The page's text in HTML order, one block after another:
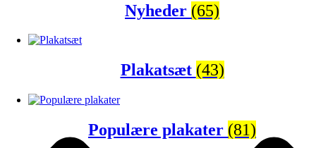
Nyheder (65)
Plakatsæt (43)
Populære plakater (81)